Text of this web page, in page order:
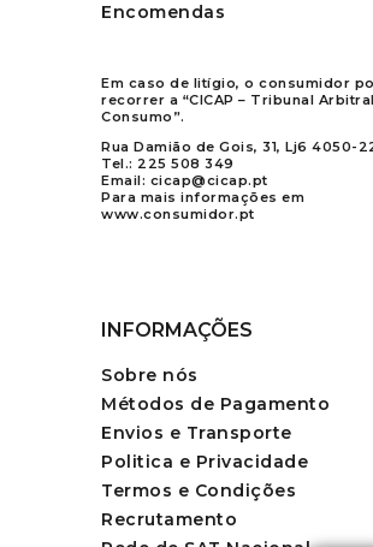
Encomendas
Em caso de litígio, o consumidor
recorrer a “CICAP – Tribunal
Consumo”.
Rua Damião de Gois, 31, Lj6 4050-
Tel.: 225 508 349
Email: cicap@cicap.pt
Para mais informações em
www.consumidor.pt
INFORMAÇÕES
Sobre nós
Métodos de Pagamento
Envios e Transporte
Politica e Privacidade
Termos e Condições
Recrutamento